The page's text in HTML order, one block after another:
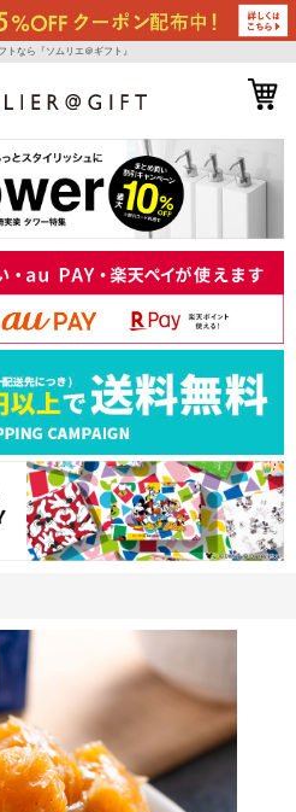
トなら『ソムリエ＠ギフト』